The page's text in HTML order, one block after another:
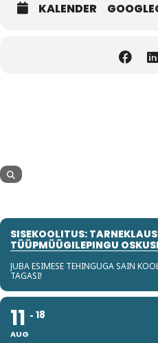
KALENDER
SISEKOOLITUS:
TÜÜPMÜÜGILEPINGU
JUBA ESIMESE TEHINGUGA SAIN
TAGASI!
11
AUG
18